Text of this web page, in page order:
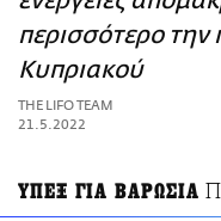
ΑΜΠΑ
PRINT
περισσότερο την
Κυπριακού
THE LIFO TEAM
21.5.2022
ΥΠΕΞ ΓΙΑ ΒΑΡΩΣΙΑ